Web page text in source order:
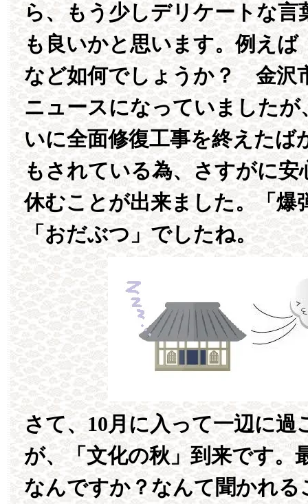
ら、もう少しデリケートな言
も良いかと思います。例えば
など如何でしょうか？ 金沢
ニュースになっていましたが
いに全面修復工事を終えたば
もされている為、さすがに
休むことが出来ました。「爆
「おだぶつ」でしたね。
さて、10月に入って一辺に
が、「文化の秋」到来です。
なんですか？なんて聞かれる